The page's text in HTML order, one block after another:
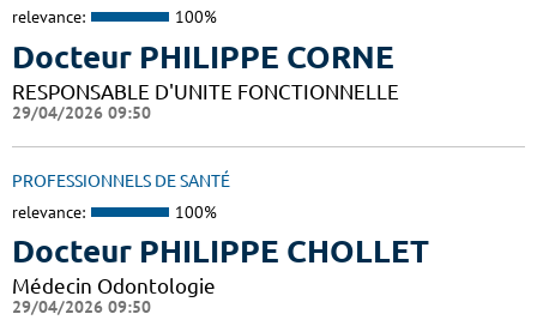
relevance: 100%
Docteur PHILIPPE CORNE
RESPONSABLE D'UNITE FONCTIONNELLE
29/04/2026 09:50
PROFESSIONNELS DE SANTÉ
relevance: 100%
Docteur PHILIPPE CHOLLET
Médecin Odontologie
29/04/2026 09:50